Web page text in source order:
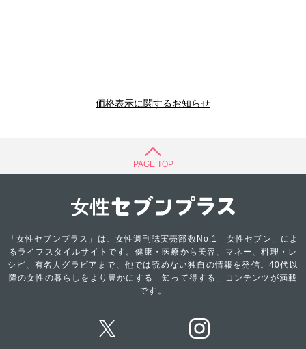
価格表示に関するお知らせ
PAGE TOP
「女性セブンプラス」は、女性週刊誌実売部数No.1「女性セブン」によ
るライフスタイルサイトです。健康・医療から美容、マネー、料理・レ
シピ、有名人グラビアまで、他では読めない独自の情報を発信。40代以
降の女性の暮らしをより豊かにする「知って得する」コンテンツが満載
です。